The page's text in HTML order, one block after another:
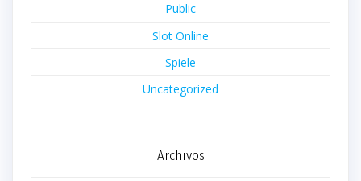
Public
Slot Online
Spiele
Uncategorized
Archivos